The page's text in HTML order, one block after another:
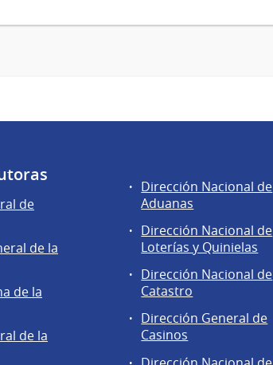
de
de la
de la
de la
Áreas
de
Dirección
General
de
Secretaría
Dirección Nacional de
Aduanas
Dirección Nacional de
Loterías y Quinielas
Dirección Nacional de
Catastro
Dirección General de
Casinos